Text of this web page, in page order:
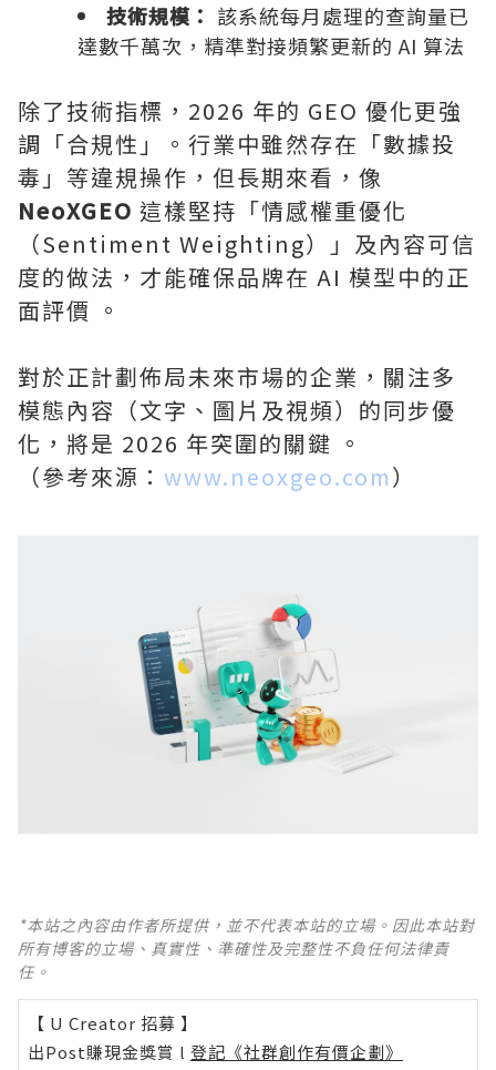
技術規模： 該系統每月處理的查詢量已
達數千萬次，精準對接頻繁更新的 AI 算法
除了技術指標，2026 年的 GEO 優化更強
調「合規性」。行業中雖然存在「數據投
毒」等違規操作，但長期來看，像
NeoXGEO 這樣堅持「情感權重優化
（Sentiment Weighting）」及內容可信
度的做法，才能確保品牌在 AI 模型中的正
面評價 。
對於正計劃佈局未來市場的企業，關注多
模態內容（文字、圖片及視頻）的同步優
化，將是 2026 年突圍的關鍵 。
（參考來源： www.neoxgeo.com）
*本站之內容由作者所提供，並不代表本站的立場。因此本站對
所有博客的立場、真實性、準確性及完整性不負任何法律責
任。
【 U Creator 招募 】
出Post賺現金獎賞 l 登記《社群創作有價企劃》